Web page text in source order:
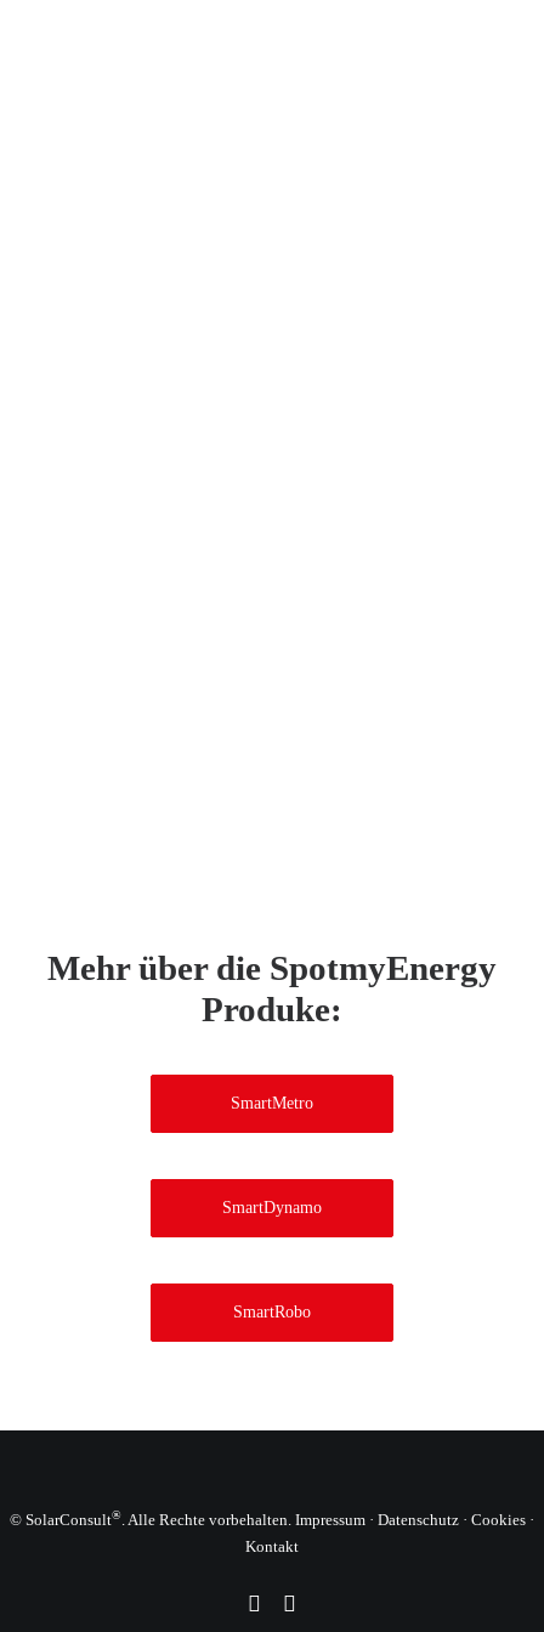
Mehr über die SpotmyEnergy
Produke:
SmartMetro
SmartDynamo
SmartRobo
© SolarConsult®. Alle Rechte vorbehalten. Impressum · Datenschutz · Cookies ·
Kontakt